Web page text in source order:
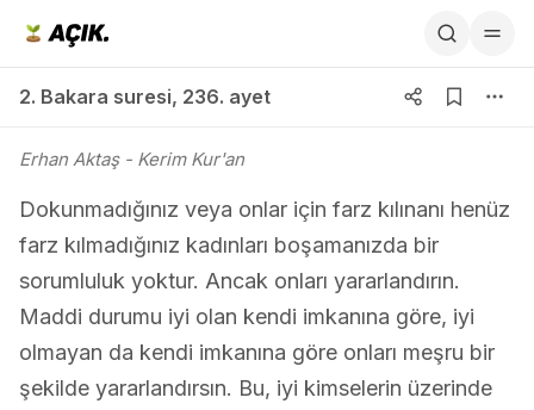
2. Bakara suresi, 236. ayet
Erhan Aktaş- Kerim Kur'an
Dokunmadığınız veya onlar için farz kılınanı henüz
farz kılmadığınız kadınları boşamanızda bir
sorumluluk yoktur. Ancak onları yararlandırın.
Maddi durumu iyi olan kendi imkanına göre, iyi
olmayan da kendi imkanına göre onları meşru bir
şekilde yararlandırsın. Bu, iyi kimselerin üzerinde